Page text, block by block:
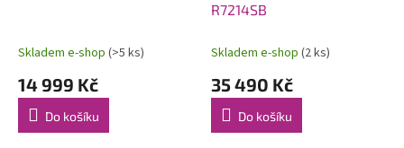
Skladem e-shop (>5 ks)
14 999 Kč
Do košíku
R7214SB
Skladem e-shop (2 ks)
35 490 Kč
Do košíku